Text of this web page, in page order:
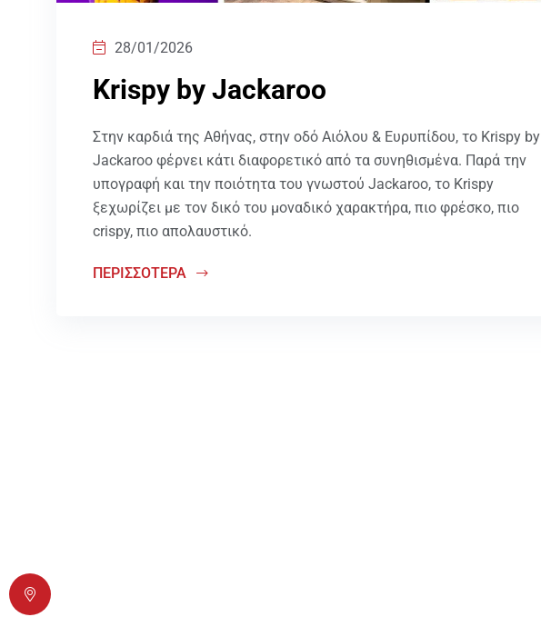
28/01/2026
Krispy by Jackaroo
Στην καρδιά της Αθήνας, στην οδό Αιόλου & Ευρυπίδου, το Krispy by
Jackaroo φέρνει κάτι διαφορετικό από τα συνηθισμένα. Παρά την
υπογραφή και την ποιότητα του γνωστού Jackaroo, το Krispy
ξεχωρίζει με τον δικό του μοναδικό χαρακτήρα, πιο φρέσκο, πιο
crispy, πιο απολαυστικό.
ΠΕΡΙΣΣΟΤΕΡΑ